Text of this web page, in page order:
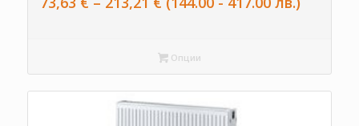
through
213,21 €
Опции